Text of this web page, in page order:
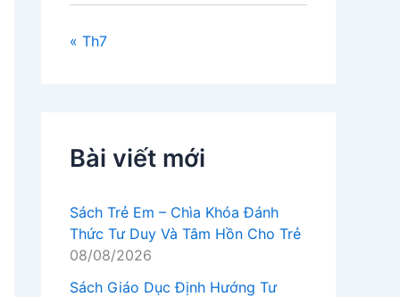
« Th7
Bài viết mới
Sách Trẻ Em – Chìa Khóa Đánh
Thức Tư Duy Và Tâm Hồn Cho Trẻ
08/08/2026
Sách Giáo Dục Định Hướng Tư